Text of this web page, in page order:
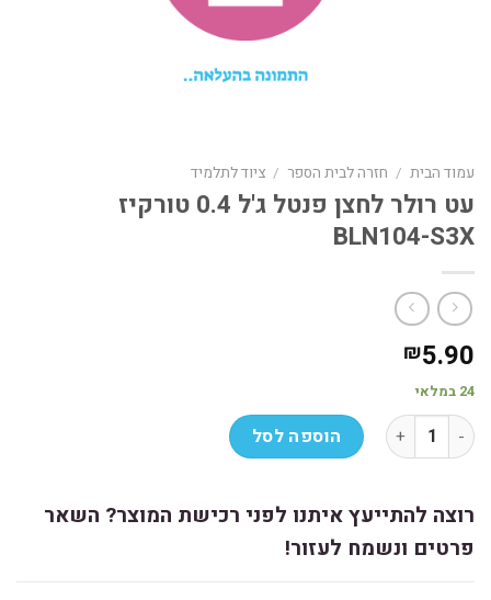
עמוד הבית / חזרה לבית הספר / ציוד לתלמיד
עט רולר לחצן פנטל ג'ל 0.4 טורקיז
BLN104-S3X
₪5.90
24 במלאי
כמות של עט רולר לחצן פנטל ג'ל 0.4 טורקיז BLN104-S3X
הוספה לסל
רוצה להתייעץ איתנו לפני רכישת המוצר? השאר
פרטים ונשמח לעזור!